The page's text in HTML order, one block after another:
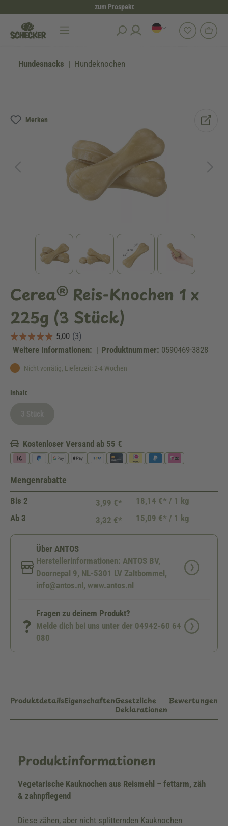
zum Prospekt
Hundesnacks Hundeknochen
Merken
Bildergalerie überspringen
Cerea® Reis-Knochen 1 x
225g (3 Stück)
Weitere Informationen: | Produktnummer: 0590469-3828
Nicht vorrätig, Lieferzeit: 2-4 Wochen
Inhaltauswählen
Kostenloser Versand ab 55 €
Mengenrabatte
Bis 2 3,99 €*
18,14 €* / 1 kg
Ab 3 3,32 €* 15,09 €* / 1 kg
Über ANTOS
Herstellerinformationen: ANTOS BV,
Doornepal 9, NL-5301 LV Zaltbommel,
info@antos.nl, www.antos.nl
Fragen zu deinem Produkt?
Melde dich bei uns unter der 04942-60 64
080
ProduktdetailsEigenschaftenGesetzliche
Deklarationen
Bewertungen
Produktinformationen
Vegetarische Kauknochen aus Reismehl – fettarm, zäh
& zahnpflegend
Diese zähen, aber nicht splitternden Kauknochen